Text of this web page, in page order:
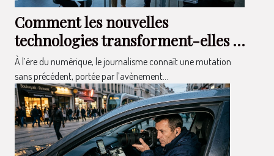
Comment les nouvelles
technologies transforment-elles le
journalisme ?
À l’ère du numérique, le journalisme connaît une mutation
sans précédent, portée par l’avènement...